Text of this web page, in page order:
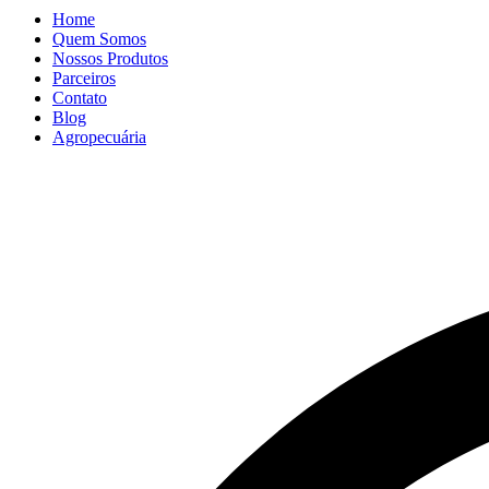
Home
Quem Somos
Nossos Produtos
Parceiros
Contato
Blog
Agropecuária